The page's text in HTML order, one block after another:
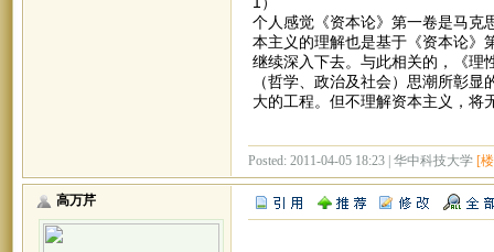
个人感觉《资本论》第一卷是马克
本主义的理解也是基于《资本论》
继续深入下去。与此相关的，《理
（哲学、政治及社会）思潮所彰
大的工程。但不理解资本主义，将
Posted: 2011-04-05 18:23 | 华中科技大学 [
高万芹